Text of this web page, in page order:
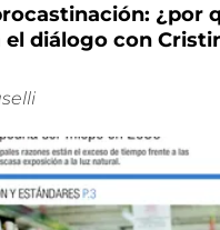
¿por
diálogo con